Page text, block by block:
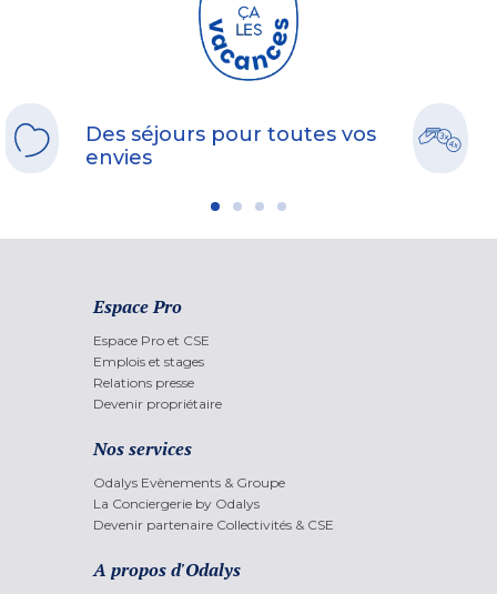
Des séjours pour toutes vos
envies
Espace Pro
Espace Pro et CSE
Emplois et stages
Relations presse
Devenir propriétaire
Nos services
Odalys Evènements & Groupe
La Conciergerie by Odalys
Devenir partenaire Collectivités & CSE
A propos d'Odalys